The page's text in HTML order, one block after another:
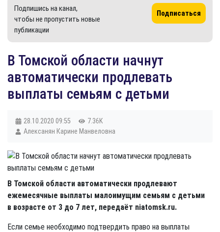
Подпишись на канал,
чтобы не пропустить новые
публикации
Подписаться
В Томской области начнут
автоматически продлевать
выплаты семьям с детьми
28.10.2020 09:55
7.36K
Алексанян Карине Манвеловна
В Томской области автоматически продлевают
ежемесячные выплаты малоимущим семьям с детьми
в возрасте от 3 до 7 лет, передаёт niatomsk.ru.
Если семье необходимо подтвердить право на выплаты